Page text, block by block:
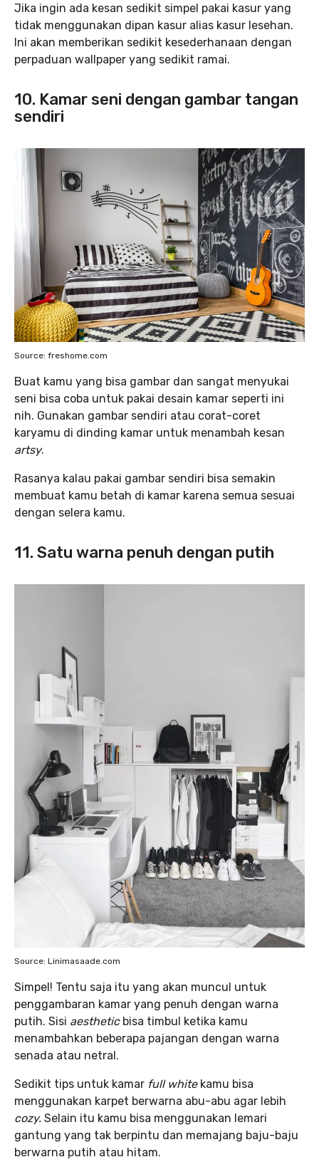
Jika ingin ada kesan sedikit simpel pakai kasur yang
tidak menggunakan dipan kasur alias kasur lesehan.
Ini akan memberikan sedikit kesederhanaan dengan
perpaduan wallpaper yang sedikit ramai.
10. Kamar seni dengan gambar tangan
sendiri
Source: freshome.com
Buat kamu yang bisa gambar dan sangat menyukai
seni bisa coba untuk pakai desain kamar seperti ini
nih. Gunakan gambar sendiri atau corat-coret
karyamu di dinding kamar untuk menambah kesan
artsy.
Rasanya kalau pakai gambar sendiri bisa semakin
membuat kamu betah di kamar karena semua sesuai
dengan selera kamu.
11. Satu warna penuh dengan putih
Source: Linimasaade.com
Simpel! Tentu saja itu yang akan muncul untuk
penggambaran kamar yang penuh dengan warna
putih. Sisi aesthetic bisa timbul ketika kamu
menambahkan beberapa pajangan dengan warna
senada atau netral.
Sedikit tips untuk kamar full white kamu bisa
menggunakan karpet berwarna abu-abu agar lebih
cozy. Selain itu kamu bisa menggunakan lemari
gantung yang tak berpintu dan memajang baju-baju
berwarna putih atau hitam.